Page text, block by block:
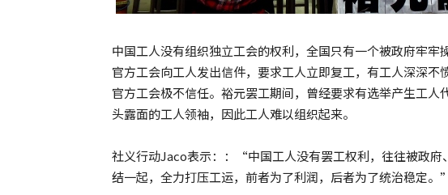
中国工人没有组织独立工会的权利，全国只有一个被政府牢
官方工会向工人发出信件，要求工人立即复工，有工人深深
官方工会极不信任。裕元罢工期间，曾经要求有选举产生工
头露面的工人领袖，因此工人难以组织起来。
社义行动Jaco表示：：“中国工人没有罢工权利，往往被政府
结一起，全力打压工运，前者为了利润，后者为了统治稳定。”